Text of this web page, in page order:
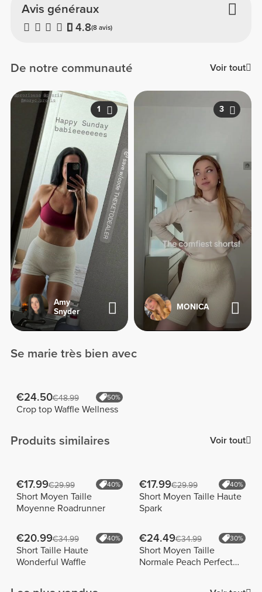
Avis généraux
4.8(8 avis)
De notre communauté Voir tout
1
Amy
Snyder
3
MONICA
Se marie très bien avec
€24.50€48.99 50%
Crop top Waffle Wellness
Produits similaires Voir tout
€17.99€29.99 40%
Short Moyen Taille
Moyenne Roadrunner
€17.99€29.99 40%
Short Moyen Taille Haute
Spark
€20.99€34.99 40%
Short Taille Haute
Wonderful Waffle
€24.49€34.99 30%
Short Moyen Taille
Normale Peach Perfect